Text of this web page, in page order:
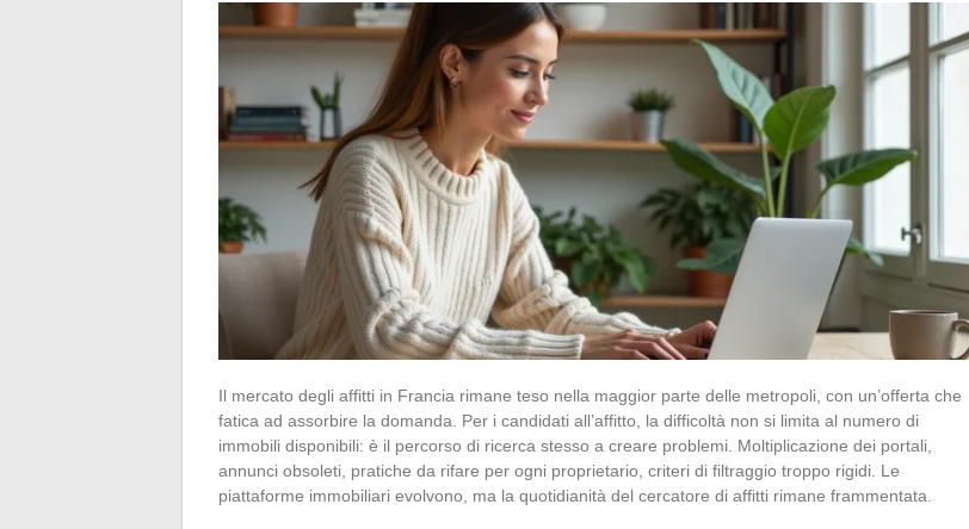
Il mercato degli affitti in Francia rimane teso nella maggior parte delle metropoli, con un’offerta che
fatica ad assorbire la domanda. Per i candidati all’affitto, la difficoltà non si limita al numero di
immobili disponibili: è il percorso di ricerca stesso a creare problemi. Moltiplicazione dei portali,
annunci obsoleti, pratiche da rifare per ogni proprietario, criteri di filtraggio troppo rigidi. Le
piattaforme immobiliari evolvono, ma la quotidianità del cercatore di affitti rimane frammentata.